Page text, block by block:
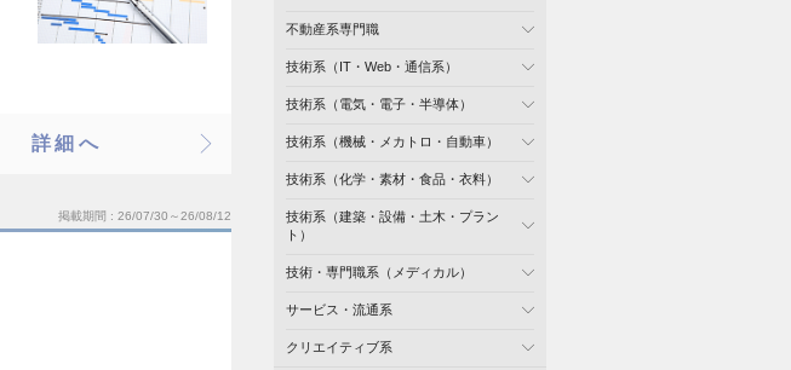
詳細へ
掲載期間 26/07/30～26/08/12
不動産系専門職
技術系（IT・Web・通信系）
技術系（電気・電子・半導体）
技術系（機械・メカトロ・自動車）
技術系（化学・素材・食品・衣料）
技術系（建築・設備・土木・プラン
ト）
技術・専門職系（メディカル）
サービス・流通系
クリエイティブ系